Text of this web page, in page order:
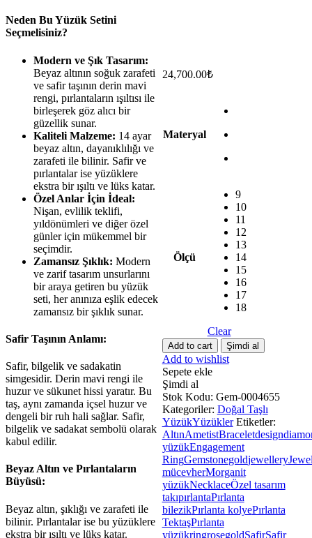
24,700.00₺
Materyal
Ölçü
9
10
11
12
13
14
15
16
17
18
Clear
Zarif
ve
Modern:
Beyaz
Altın
Pırlantalı
ve
Safir
Taşlı
Yüzük
quantity
Add to cart Şimdi al
Add to wishlist
Sepete ekle
Şimdi al
Stok Kodu: Gem-0004655
Kategoriler: Doğal Taşlı
YüzükYüzükler Etiketler:
AltınAmetistBraceletdesign
yüzükEngagement
RingGemstonegoldjewellery
mücevherMorganit
yüzükNecklaceÖzel tasarım
takıpırlantaPırlanta
bilezikPırlanta kolyePırlanta
TektaşPırlanta
yüzükringrosegoldSafirSafir
Neden Bu Yüzük Setini
Seçmelisiniz?
Modern ve Şık Tasarım:
Beyaz altının soğuk zarafeti
ve safir taşının derin mavi
rengi, pırlantaların ışıltısı ile
birleşerek göz alıcı bir
güzellik sunar.
Kaliteli Malzeme: 14 ayar
beyaz altın, dayanıklılığı ve
zarafeti ile bilinir. Safir ve
pırlantalar ise yüzüklere
ekstra bir ışıltı ve lüks katar.
Özel Anlar İçin İdeal:
Nişan, evlilik teklifi,
yıldönümleri ve diğer özel
günler için mükemmel bir
seçimdir.
Zamansız Şıklık: Modern
ve zarif tasarım unsurlarını
bir araya getiren bu yüzük
seti, her anınıza eşlik edecek
zamansız bir şıklık sunar.
Safir Taşının Anlamı:
Safir, bilgelik ve sadakatin
simgesidir. Derin mavi rengi ile
huzur ve sükunet hissi yaratır. Bu
taş, aynı zamanda içsel huzur ve
dengeli bir ruh hali sağlar. Safir,
bilgelik ve sadakat sembolü olarak
kabul edilir.
Beyaz Altın ve Pırlantaların
Büyüsü:
Beyaz altın, şıklığı ve zarafeti ile
bilinir. Pırlantalar ise bu yüzüklere
ekstra bir ışıltı ve lüks katar.